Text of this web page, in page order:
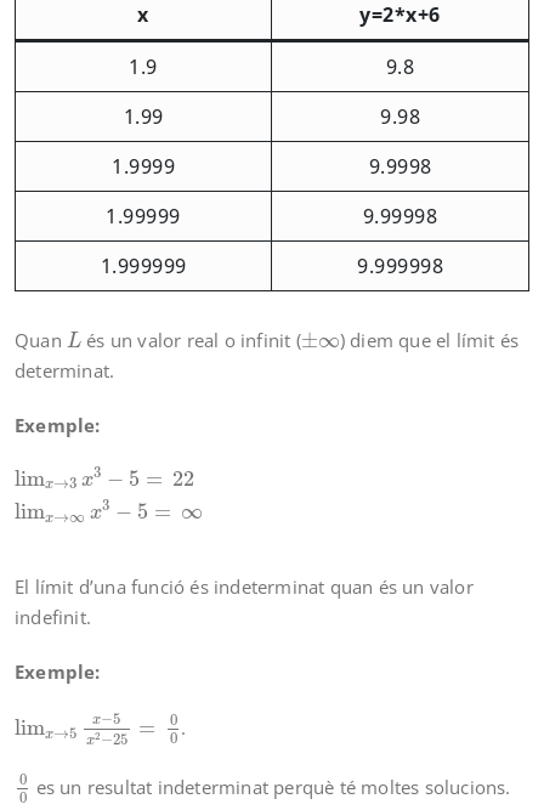
x
y=2*x+6
1.9
9.8
1.99
9.98
1.9999
9.9998
1.99999
9.99998
1.999999
9.999998
Quan L
L és un valor real o infinit (±∞
±∞ ) diem que el límit és
determinat.
Exemple:
limx→3 x3 − 5 = 22
limx→∞ x3 − 5 = ∞
lim x 5 22lim
El límit d’una funció és indeterminat quan és un valor
indefinit.
Exemple:
limx→5
x−5
x2 −25 =
0
0
lim x−5 25 .
0
0
0 es un resultat indeterminat perquè té moltes solucions.